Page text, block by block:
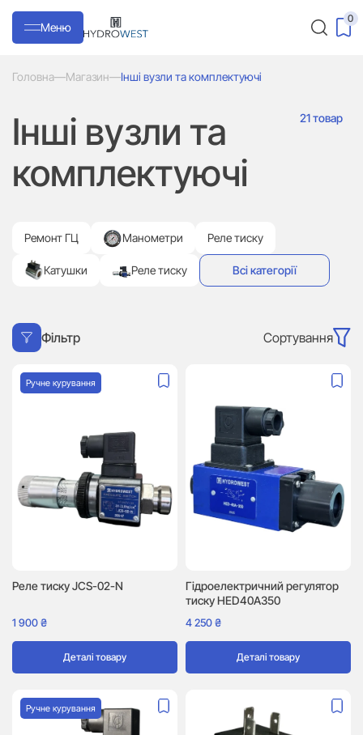
Меню
0
Головна—Магазин—Інші вузли та комплектуючі
Інші вузли та
комплектуючі
21 товар
Ремонт ГЦ Манометри Реле тиску
Катушки Реле тиску Всі категорії
Фільтр Сортування
Реле тиску JCS-02-N
1 900₴
Деталі товару
Ручне курування
Гідроелектричний регулятор
тиску HED40A350
4 250₴
Деталі товару
Ручне курування